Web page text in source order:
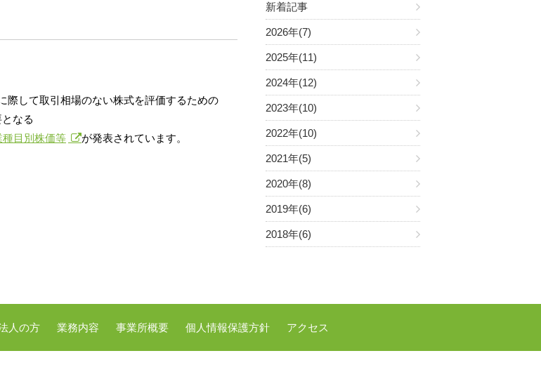
際して取引相場のない株式を評価するための
なる
目別株価等 が発表されています。
新着記事
2026年(7)
2025年(11)
2024年(12)
2023年(10)
2022年(10)
2021年(5)
2020年(8)
2019年(6)
2018年(6)
人の方 業務内容 事業所概要 個人情報保護方針 アクセス